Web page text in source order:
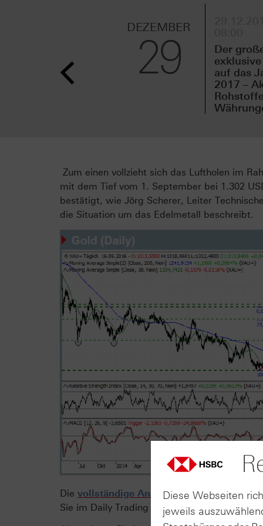
DEZEMBER
29
Der
auf das
2017 –
Zum einen vollzieht sich das Luftholen im
mit dem Tief vom 1. September bei 1.302
bestätigt, wie Jörg Scherer, Leiter
die Situation um das Edelmetall beschreibt.
Die vollständige Analysein Textform mit
Sie im Daily Trading Newsletter vom
Diese Webseiten
jeweils